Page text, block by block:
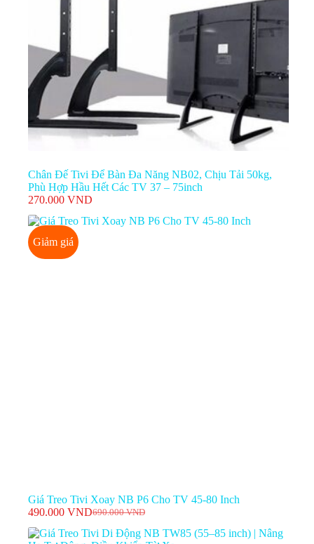
Chân Đế Tivi Để Bàn Đa Năng NB02, Chịu Tải 50kg,
Phù Hợp Hầu Hết Các TV 37 – 75inch
270.000 VND
Giảm giá
Giá Treo Tivi Xoay NB P6 Cho TV 45-80 Inch
690.000VND
Giá
gốc
490.000 VNDGiá
hiện